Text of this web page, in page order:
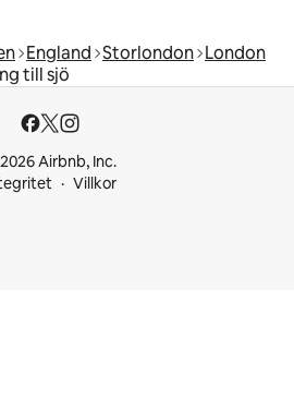
England Storlondon London
till sjö
Airbnb, Inc.
Villkor